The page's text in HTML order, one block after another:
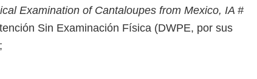
Examination of Cantaloupes from Mexico, IA #
Sin Examinación Física (DWPE, por sus